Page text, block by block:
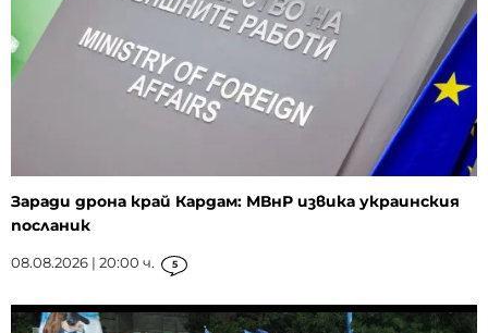
Заради дрона край Кардам: МВнР извика украинския
посланик
08.08.2026 | 20:00 ч. 5